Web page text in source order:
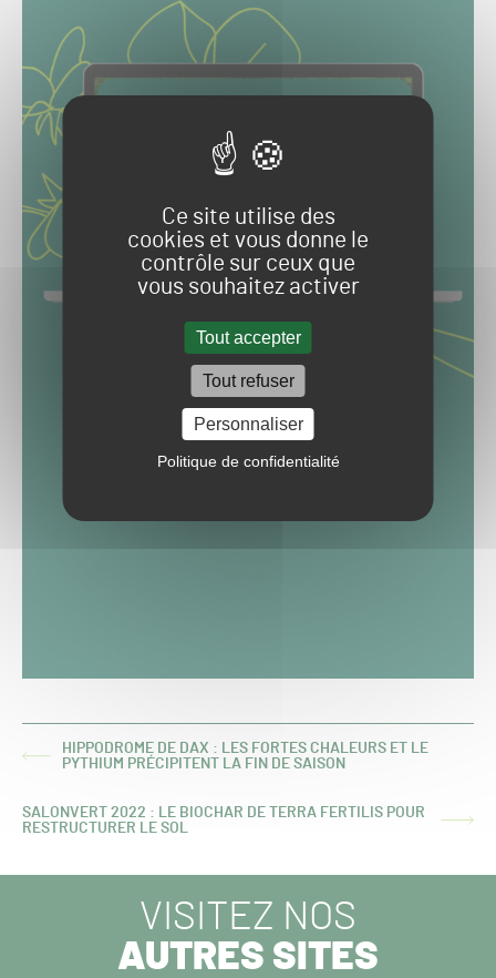
Ce site utilise des
cookies et vous donne le
contrôle sur ceux que
vous souhaitez activer
Tout accepter
Tout refuser
Personnaliser
Politique de confidentialité
ARTICLE
HIPPODROME DE DAX : LES FORTES CHALEURS ET LE
PYTHIUM PRÉCIPITENT LA FIN DE SAISON
ARTICLE
SALONVERT 2022 : LE BIOCHAR DE TERRA FERTILIS POUR
RESTRUCTURER LE SOL
VISITEZ NOS
AUTRES SITES